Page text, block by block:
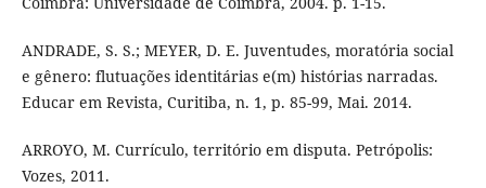
ANDRADE, S. S.; MEYER, D. E. Juventudes, moratória social
e gênero: flutuações identitárias e(m) histórias narradas.
Educar em Revista, Curitiba, n. 1, p. 85-99, Mai. 2014.
ARROYO, M. Currículo, território em disputa. Petrópolis:
Vozes, 2011.